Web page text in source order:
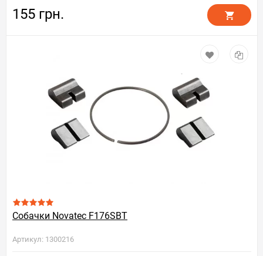
155 грн.
Собачки Novatec F176SBT
Артикул: 1300216